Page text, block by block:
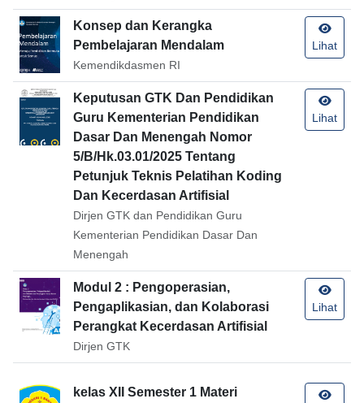
Konsep dan Kerangka
Pembelajaran Mendalam
Kemendikdasmen RI
Lihat
Keputusan GTK Dan Pendidikan
Guru Kementerian Pendidikan
Dasar Dan Menengah Nomor
5/B/Hk.03.01/2025 Tentang
Petunjuk Teknis Pelatihan Koding
Dan Kecerdasan Artifisial
Dirjen GTK dan Pendidikan Guru
Kementerian Pendidikan Dasar Dan
Menengah
Lihat
Modul 2 : Pengoperasian,
Pengaplikasian, dan Kolaborasi
Perangkat Kecerdasan Artifisial
Dirjen GTK
Lihat
kelas XII Semester 1 Materi